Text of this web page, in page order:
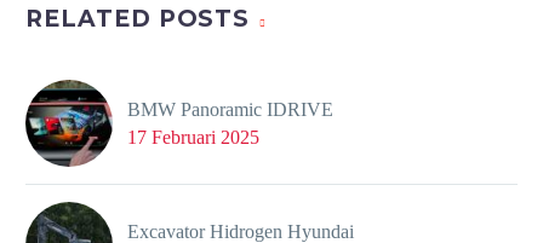
RELATED POSTS
BMW Panoramic IDRIVE
17 Februari 2025
Excavator Hidrogen Hyundai